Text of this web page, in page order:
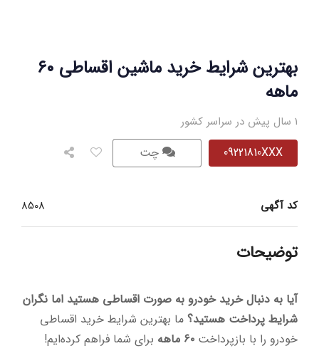
بهترین شرایط خرید ماشین اقساطی ۶۰
ماهه
1 سال پیش در سراسر کشور
09221810XXX چت
کد آگهی 8508
توضیحات
آیا به دنبال خرید خودرو به صورت اقساطی هستید اما نگران
شرایط پرداخت هستید؟ ما بهترین شرایط خرید اقساطی
خودرو را با بازپرداخت ۶۰ ماهه
برای شما فراهم کرده‌ایم!